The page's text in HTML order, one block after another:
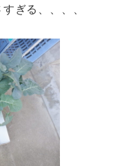
ぎる、、、、